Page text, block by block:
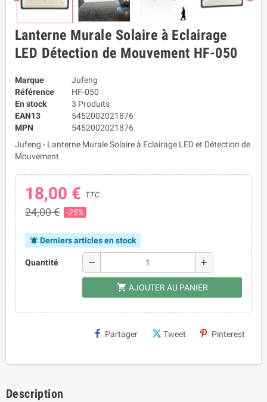
Lanterne Murale Solaire à Eclairage
LED Détection de Mouvement HF-050
Marque
Jufeng
Référence
HF-050
En stock
3 Produits
EAN13
5452002021876
MPN
5452002021876
Jufeng - Lanterne Murale Solaire à Eclairage LED et Détection de
Mouvement
18,00 € TTC
24,00 € -25%
notifications_active Derniers articles en stock
Quantité remove add
shopping_cart AJOUTER AU PANIER
Partager Tweet Pinterest
Description